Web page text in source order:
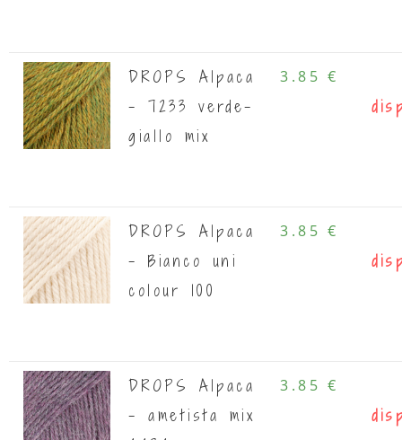
DROPS Alpaca
- 7233 verde-
giallo mix
3.85 €
DROPS Alpaca
- Bianco uni
colour 100
3.85 €
DROPS Alpaca
- ametista mix
3.85 €